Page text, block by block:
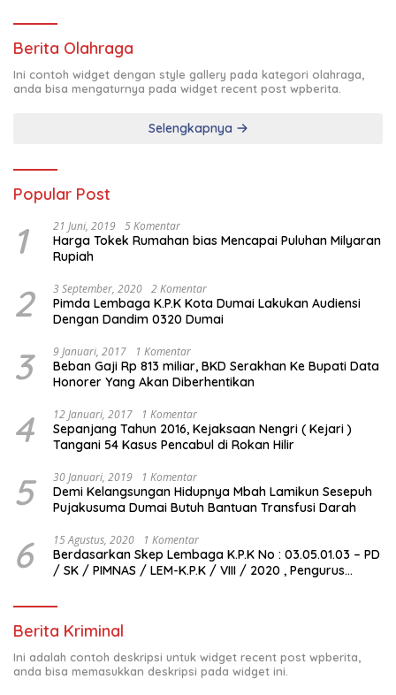
Berita Olahraga
Ini contoh widget dengan style gallery pada kategori olahraga,
anda bisa mengaturnya pada widget recent post wpberita.
Selengkapnya
Popular Post
1 21 Juni, 2019 5 Komentar
Harga Tokek Rumahan bias Mencapai Puluhan Milyaran
Rupiah
2 3 September, 2020 2 Komentar
Pimda Lembaga K.P.K Kota Dumai Lakukan Audiensi
Dengan Dandim 0320 Dumai
3 9 Januari, 2017 1 Komentar
Beban Gaji Rp 813 miliar, BKD Serakhan Ke Bupati Data
Honorer Yang Akan Diberhentikan
4 12 Januari, 2017 1 Komentar
Sepanjang Tahun 2016, Kejaksaan Nengri ( Kejari )
Tangani 54 Kasus Pencabul di Rokan Hilir
5 30 Januari, 2019 1 Komentar
Demi Kelangsungan Hidupnya Mbah Lamikun Sesepuh
Pujakusuma Dumai Butuh Bantuan Transfusi Darah
6 15 Agustus, 2020 1 Komentar
Berdasarkan Skep Lembaga K.P.K No : 03.05.01.03 – PD
/ SK / PIMNAS / LEM-K.P.K / VIII / 2020 , Pengurus
Berita Kriminal
Ini adalah contoh deskripsi untuk widget recent post wpberita,
anda bisa memasukkan deskripsi pada widget ini.